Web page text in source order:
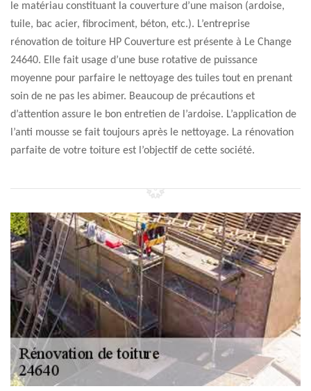
le matériau constituant la couverture d’une maison (ardoise,
tuile, bac acier, fibrociment, béton, etc.). L’entreprise
rénovation de toiture HP Couverture est présente à Le Change
24640. Elle fait usage d’une buse rotative de puissance
moyenne pour parfaire le nettoyage des tuiles tout en prenant
soin de ne pas les abimer. Beaucoup de précautions et
d’attention assure le bon entretien de l’ardoise. L’application de
l’anti mousse se fait toujours après le nettoyage. La rénovation
parfaite de votre toiture est l’objectif de cette société.